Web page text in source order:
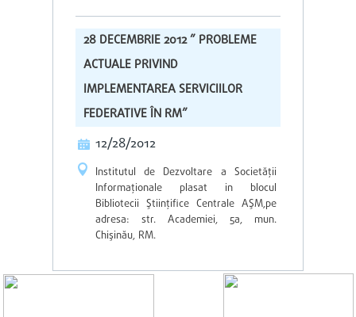
28 DECEMBRIE 2012 ” PROBLEME
ACTUALE PRIVIND
IMPLEMENTAREA SERVICIILOR
FEDERATIVE ÎN RM”
12/28/2012
Institutul de Dezvoltare a Societăţii
Informaţionale plasat in blocul
Bibliotecii Ştiinţifice Centrale AŞM,pe
adresa: str. Academiei, 5a, mun.
Chişinău, RM.